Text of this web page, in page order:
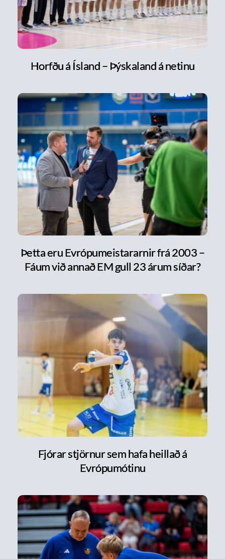
Horfðu á Ísland – Þýskaland á netinu
Þetta eru Evrópumeistararnir frá 2003 –
Fáum við annað EM gull 23 árum síðar?
Fjórar stjörnur sem hafa heillað á
Evrópumótinu